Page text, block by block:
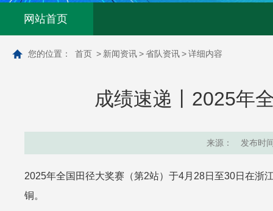
网站首页
您的位置： 首页 > 新闻资讯>省队资讯>详细内容
成绩速递丨2025年
来源： 发布时
2025年全国田径大奖赛（第2站）于4月28日至30日在浙
铜。